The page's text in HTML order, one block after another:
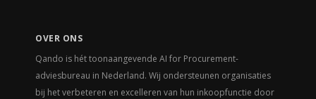
OVER ONS
Qando is hét toonaangevende AI for Procurement-
adviesbureau in Nederland. Wij ondersteunen organisaties
bij het verbeteren en excelleren van hun inkoopfunctie door